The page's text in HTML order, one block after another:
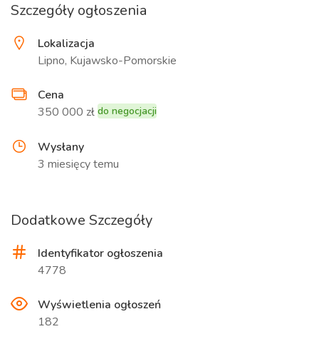
Szczegóły ogłoszenia
Lokalizacja
Lipno, Kujawsko-Pomorskie
Cena
350 000 zł do negocjacji
Wysłany
3 miesięcy temu
Dodatkowe Szczegóły
Identyfikator ogłoszenia
4778
Wyświetlenia ogłoszeń
182